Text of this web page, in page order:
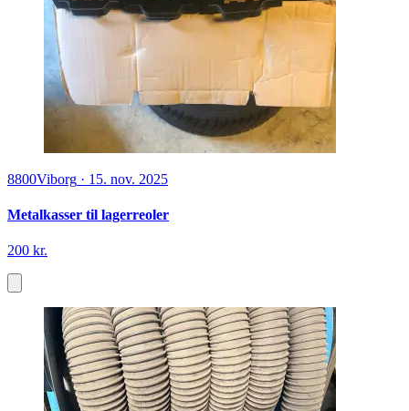
8800Viborg · 15. nov. 2025
Metalkasser til lagerreoler
200 kr.